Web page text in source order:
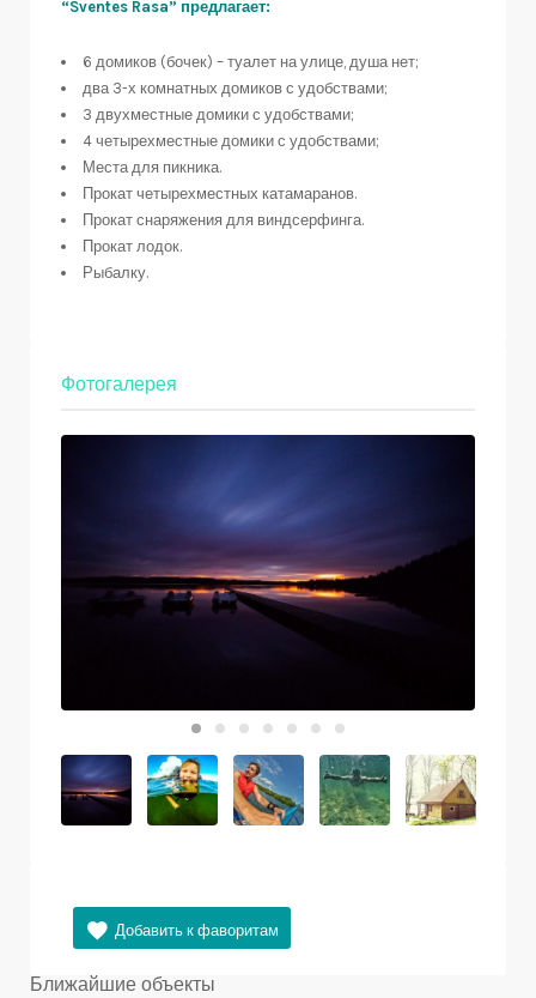
“Sventes Rasa” предлагает:
6 домиков (бочек) – туалет на улице, душа нет;
два 3-х комнатных домиков с удобствами;
3 двухместные домики с удобствами;
4 четырехместные домики с удобствами;
Места для пикника.
Прокат четырехместных катамаранов.
Прокат снаряжения для виндсерфинга.
Прокат лодок.
Рыбалку.
Фотогалерея
Ближайшие объекты